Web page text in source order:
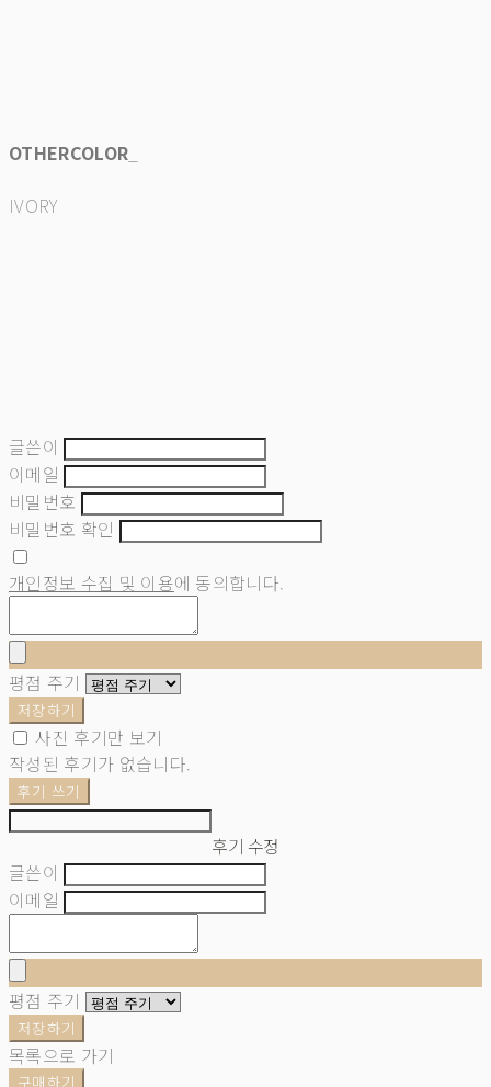
OTHERCOLOR
IVORY
글쓴이
이메일
비밀번호
비밀번호 확인
개인정보 수집 및 이용에 동의합니다.
평점 주기
저장하기
사진 후기만 보기
작성된 후기가 없습니다.
후기 쓰기
후기 수정
글쓴이
이메일
평점 주기
저장하기
목록으로 가기
구매하기